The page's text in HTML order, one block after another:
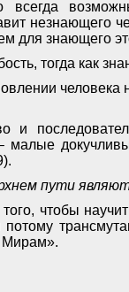
всегда
незнающего
для знающего
тогда как
и
малые
пути
чтобы
Мирам».